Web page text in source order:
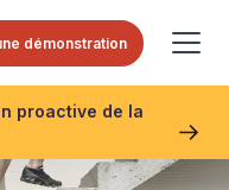
démonstration
proactive de la